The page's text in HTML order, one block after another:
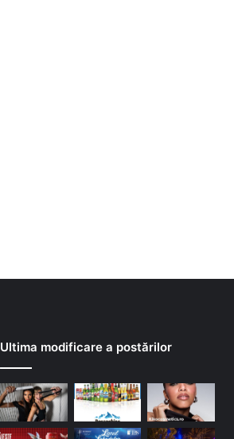
Ultima modificare a postărilor